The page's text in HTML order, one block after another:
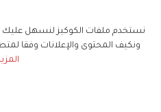
نستخدم ملفات الكوكيز لنسهل عليك
ونكيف المحتوى والإعلانات وفقا